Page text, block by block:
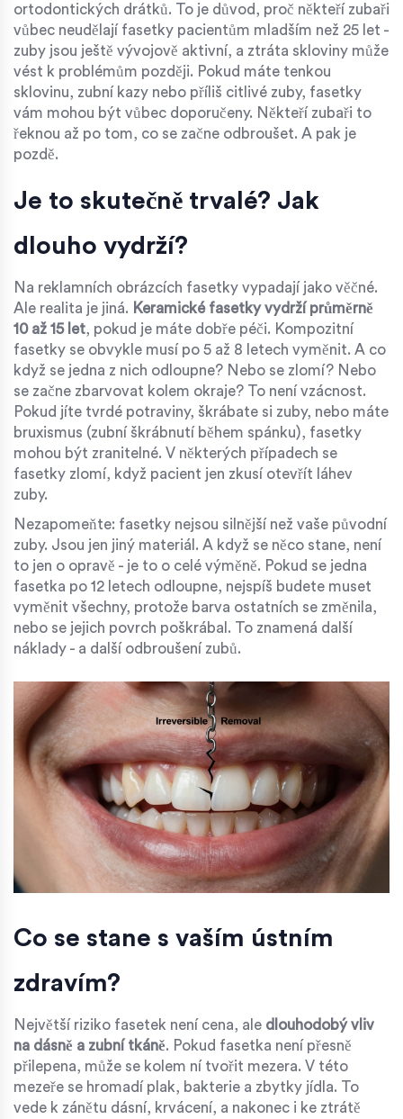
ortodontických drátků. To je důvod, proč někteří zubaři
vůbec neudělají fasetky pacientům mladším než 25 let -
zuby jsou ještě vývojově aktivní, a ztráta skloviny může
vést k problémům později. Pokud máte tenkou
sklovinu, zubní kazy nebo příliš citlivé zuby, fasetky
vám mohou být vůbec doporučeny. Někteří zubaři to
řeknou až po tom, co se začne odbroušet. A pak je
pozdě.
Je to skutečně trvalé? Jak
dlouho vydrží?
Na reklamních obrázcích fasetky vypadají jako věčné.
Ale realita je jiná. Keramické fasetky vydrží průměrně
10 až 15 let, pokud je máte dobře péči. Kompozitní
fasetky se obvykle musí po 5 až 8 letech vyměnit. A co
když se jedna z nich odloupne? Nebo se zlomí? Nebo
se začne zbarvovat kolem okraje? To není vzácnost.
Pokud jíte tvrdé potraviny, škrábate si zuby, nebo máte
bruxismus (zubní škrábnutí během spánku), fasetky
mohou být zranitelné. V některých případech se
fasetky zlomí, když pacient jen zkusí otevřít láhev
zuby.
Nezapomeňte: fasetky nejsou silnější než vaše původní
zuby. Jsou jen jiný materiál. A když se něco stane, není
to jen o opravě - je to o celé výměně. Pokud se jedna
fasetka po 12 letech odloupne, nejspíš budete muset
vyměnit všechny, protože barva ostatních se změnila,
nebo se jejich povrch poškrábal. To znamená další
náklady - a další odbroušení zubů.
Co se stane s vaším ústním
zdravím?
Největší riziko fasetek není cena, ale dlouhodobý vliv
na dásně a zubní tkáně. Pokud fasetka není přesně
přilepena, může se kolem ní tvořit mezera. V této
mezeře se hromadí plak, bakterie a zbytky jídla. To
vede k zánětu dásní, krvácení, a nakonec i ke ztrátě